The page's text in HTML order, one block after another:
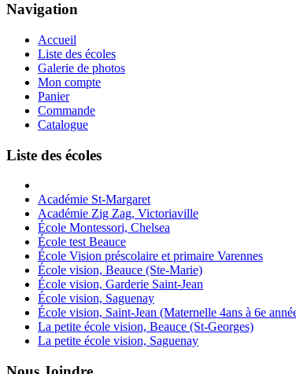
Navigation
Accueil
Liste des écoles
Galerie de photos
Mon compte
Panier
Commande
Catalogue
Liste des écoles
Académie St-Margaret
Académie Zig Zag, Victoriaville
École Montessori, Chelsea
École test Beauce
École Vision préscolaire et primaire Varennes
École vision, Beauce (Ste-Marie)
École vision, Garderie Saint-Jean
École vision, Saguenay
École vision, Saint-Jean (Maternelle 4ans à 6e
La petite école vision, Beauce (St-Georges)
La petite école vision, Saguenay